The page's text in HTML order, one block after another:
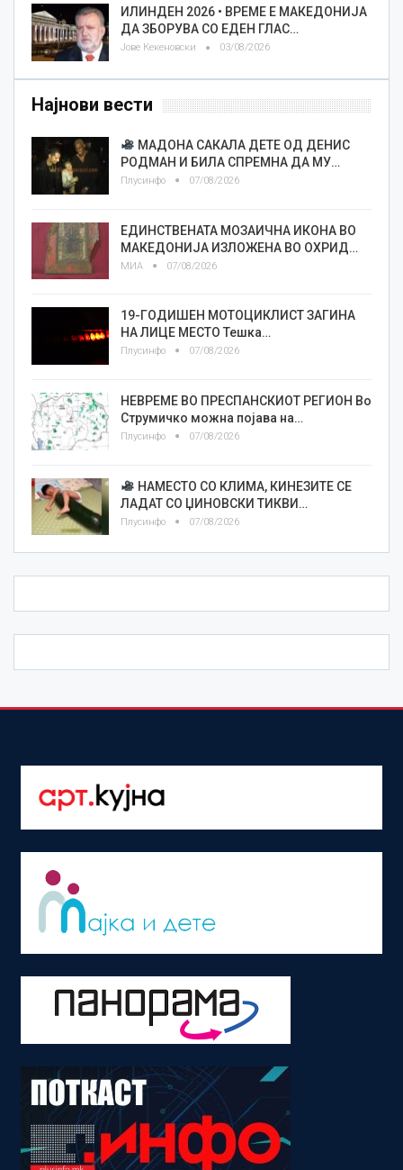
ИЛИНДЕН 2026 • ВРЕМЕ Е МАКЕДОНИЈА
ДА ЗБОРУВА СО ЕДЕН ГЛАС…
Јове Кекеновски 03/08/2026
Најнови вести
МАДОНА САКАЛА ДЕТЕ ОД ДЕНИС
РОДМАН И БИЛА СПРЕМНА ДА МУ…
Плусинфо 07/08/2026
ЕДИНСТВЕНАТА МОЗАИЧНА ИКОНА ВО
МАКЕДОНИЈА ИЗЛОЖЕНА ВО ОХРИД…
МИА 07/08/2026
19-ГОДИШЕН МОТОЦИКЛИСТ ЗАГИНА
НА ЛИЦЕ МЕСТО Тешка…
Плусинфо 07/08/2026
НЕВРЕМЕ ВО ПРЕСПАНСКИОТ РЕГИОН Во
Струмичко можна појава на…
Плусинфо 07/08/2026
НАМЕСТО СО КЛИМА, КИНЕЗИТЕ СЕ
ЛАДАТ СО ЏИНОВСКИ ТИКВИ…
Плусинфо 07/08/2026